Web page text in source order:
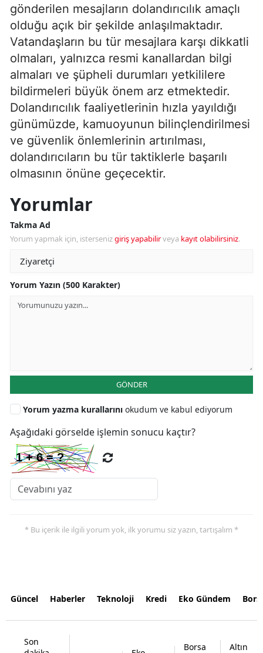
gönderilen mesajların dolandırıcılık amaçlı
olduğu açık bir şekilde anlaşılmaktadır.
Vatandaşların bu tür mesajlara karşı dikkatli
olmaları, yalnızca resmi kanallardan bilgi
almaları ve şüpheli durumları yetkililere
bildirmeleri büyük önem arz etmektedir.
Dolandırıcılık faaliyetlerinin hızla yayıldığı
günümüzde, kamuoyunun bilinçlendirilmesi
ve güvenlik önlemlerinin artırılması,
dolandırıcıların bu tür taktiklerle başarılı
olmasının önüne geçecektir.
Yorumlar
Takma Ad
Yorum yapmak için, istersenizgiriş yapabilirveya kayıt olabilirsiniz.
Yorum Yazın (500 Karakter)
GÖNDER
Yorum yazma kurallarını okudum ve kabul ediyorum
Aşağıdaki görselde işlemin sonucu kaçtır?
* Bu içerik ile ilgili yorum yok, ilk yorumu siz yazın, tartışalım *
Güncel Haberler Teknoloji Kredi Eko Gündem
Son
Borsa
Altın